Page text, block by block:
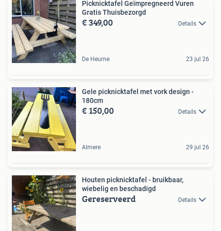
Picknicktafel Geïmpregneerd Vuren
Gratis Thuisbezorgd
€ 349,00 Details
De Heurne 23 jul 26
Gele picknicktafel met vork design -
180cm
€ 150,00 Details
Almere 29 jul 26
Houten picknicktafel - bruikbaar,
wiebelig en beschadigd
Gereserveerd Details